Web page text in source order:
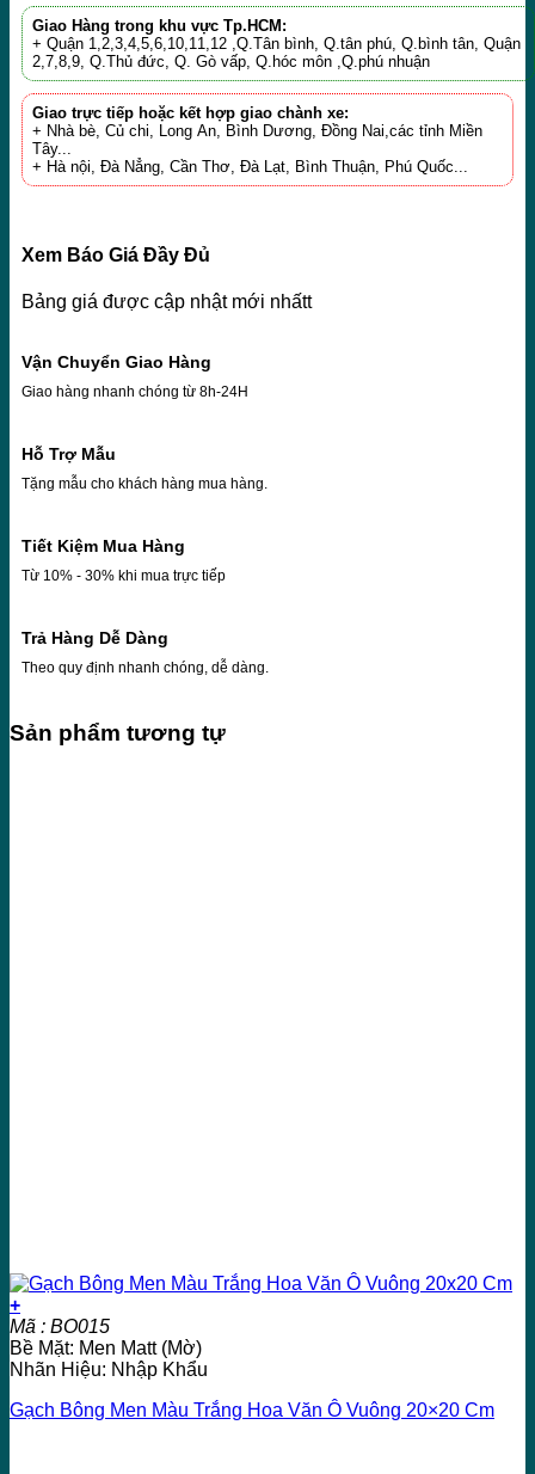
Giao Hàng trong khu vực Tp.HCM:
+ Quận 1,2,3,4,5,6,10,11,12 ,Q.Tân bình, Q.tân phú, Q.bình tân, Quận
2,7,8,9, Q.Thủ đức, Q. Gò vấp, Q.hóc môn ,Q.phú nhuận
Giao trực tiếp hoặc kết hợp giao chành xe:
+ Nhà bè, Củ chi, Long An, Bình Dương, Đồng Nai,các tỉnh Miền
Tây...
+ Hà nội, Đà Nẳng, Cần Thơ, Đà Lạt, Bình Thuận, Phú Quốc...
Xem Báo Giá Đầy Đủ
Bảng giá được cập nhật mới nhấtt
Vận Chuyển Giao Hàng
Giao hàng nhanh chóng từ 8h-24H
Hỗ Trợ Mẫu
Tặng mẫu cho khách hàng mua hàng.
Tiết Kiệm Mua Hàng
Từ 10% - 30% khi mua trực tiếp
Trả Hàng Dễ Dàng
Theo quy định nhanh chóng, dễ dàng.
Sản phẩm tương tự
+
Mã : BO015
Bề Mặt: Men Matt (Mờ)
Nhãn Hiệu: Nhập Khẩu
Gạch Bông Men Màu Trắng Hoa Văn Ô Vuông 20×20 Cm